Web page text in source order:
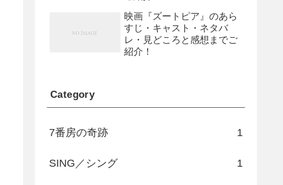
映画『ズートピア』のあら
すじ・キャスト・ネタバ
レ・見どころと感想までご
紹介！
Category
7番房の奇跡 1
SING／シング 1